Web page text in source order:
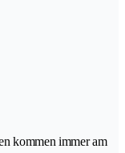
kommen immer am